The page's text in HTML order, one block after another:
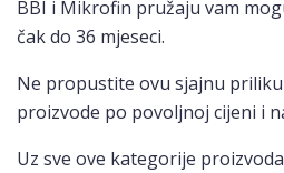
BBI i Mikrofin pružaju vam
čak do 36 mjeseci.
Ne propustite ovu sjajnu
proizvode po povoljnoj cijeni i
Uz sve ove kategorije